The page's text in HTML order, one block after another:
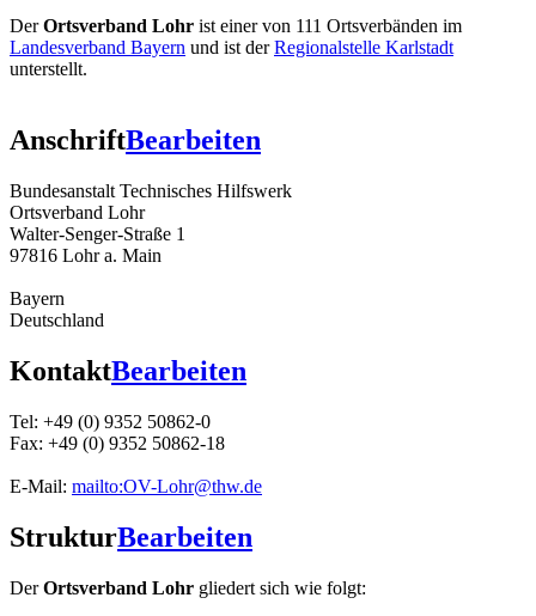
DerOrtsverband Lohr ist einer von 111 Ortsverbänden im
Landesverband Bayern und ist derRegionalstelle Karlstadt
unterstellt.
AnschriftBearbeiten
Bundesanstalt Technisches Hilfswerk
Ortsverband Lohr
Walter-Senger-Straße 1
97816 Lohr a. Main
Bayern
Deutschland
KontaktBearbeiten
Tel: +49 (0) 9352 50862-0
Fax: +49 (0) 9352 50862-18
E-Mail: mailto:OV-Lohr@thw.de
StrukturBearbeiten
DerOrtsverband Lohr gliedert sich wie folgt: